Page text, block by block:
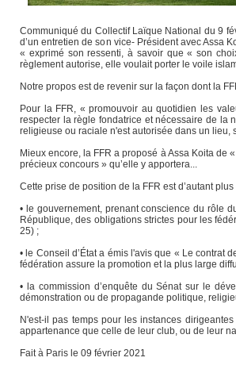
Communiqué du Collectif Laïque National du 9
d’un entretien de son vice- Président avec Assa
« exprimé son ressenti, à savoir que « son
règlement autorise, elle voulait porter le voile
Notre propos est de revenir sur la façon dont la
Pour la FFR, « promouvoir au quotidien les
respecter la règle fondatrice et nécessaire de la
religieuse ou raciale n'est autorisée dans un lieu,
Mieux encore, la FFR a proposé à Assa Koita
précieux concours » qu’elle y apportera...
Cette prise de position de la FFR est d’autant
• le gouvernement, prenant conscience du rôle
République, des obligations strictes pour les
25) ;
• le Conseil d’État a émis l'avis que « Le contrat
fédération assure la promotion et la plus large
• la commission d’enquête du Sénat sur le
démonstration ou de propagande politique,
N'est-il pas temps pour les instances
appartenance que celle de leur club, ou de leur
Fait à Paris le 09 février 2021